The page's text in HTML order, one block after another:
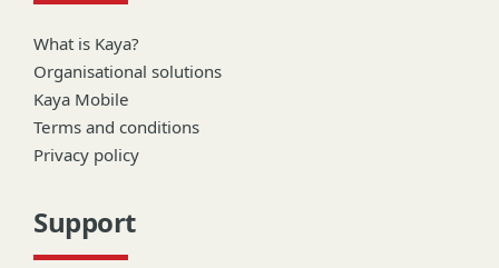
What is Kaya?
Organisational solutions
Kaya Mobile
Terms and conditions
Privacy policy
Support